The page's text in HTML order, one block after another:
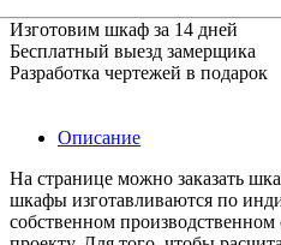
Изготовим шкаф за 14 дней
Бесплатный выезд замерщика
Разработка чертежей в подарок
Описание
На странице можно заказать
шкафы изготавливаются по
собственном